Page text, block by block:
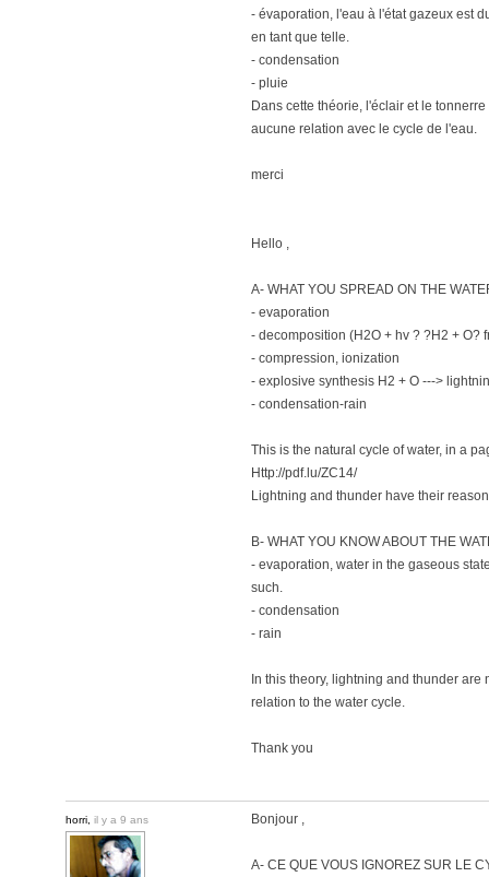
- évaporation, l'eau à l'état gazeux est
en tant que telle.
- condensation
- pluie
Dans cette théorie, l'éclair et le
aucune relation avec le cycle de l'eau.
merci
Hello ,
A- WHAT YOU SPREAD ON THE
- evaporation
- decomposition (H2O + hv ? ?H2 + O?
- compression, ionization
- explosive synthesis H2 + O --->
- condensation-rain
This is the natural cycle of water, in a
Http://pdf.lu/ZC14/
Lightning and thunder have their
B- WHAT YOU KNOW ABOUT THE
- evaporation, water in the gaseous
such.
- condensation
- rain
In this theory, lightning and thunder
relation to the water cycle.
Thank you
horri, il y a 9 ans Bonjour ,
A- CE QUE VOUS IGNOREZ SUR LE